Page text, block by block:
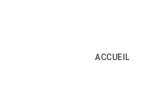
ACCUEIL